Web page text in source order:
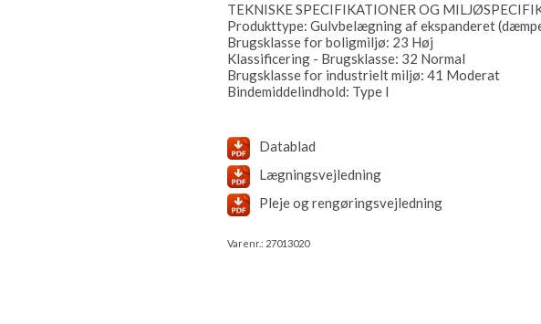
TEKNISKE SPECIFIKATIONER OG
Produkttype: Gulvbelægning af ekspanderet
Brugsklasse for boligmiljø: 23 Høj
Klassificering - Brugsklasse: 32 Normal
Brugsklasse for industrielt miljø: 41 Moderat
Bindemiddelindhold: Type I
Datablad
Lægningsvejledning
Pleje og rengøringsvejledning
Varenr.: 27013020